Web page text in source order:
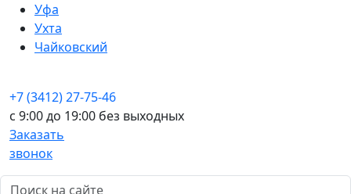
Уфа
Ухта
Чайковский
+7 (3412) 27-75-46
c 9:00 до 19:00 без выходных
Заказать
звонок